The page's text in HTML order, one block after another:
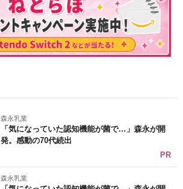
森永乳業
「気になっていた認知機能が菌で…」森永が開
発。感動の70代続出
PR
森永乳業